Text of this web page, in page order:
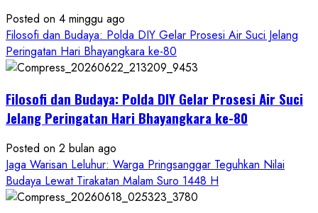
Posted on 4 minggu ago
Filosofi dan Budaya: Polda DIY Gelar Prosesi Air Suci Jelang
Peringatan Hari Bhayangkara ke-80
Filosofi dan Budaya: Polda DIY Gelar Prosesi Air Suci
Jelang Peringatan Hari Bhayangkara ke-80
Posted on 2 bulan ago
Jaga Warisan Leluhur: Warga Pringsanggar Teguhkan Nilai
Budaya Lewat Tirakatan Malam Suro 1448 H